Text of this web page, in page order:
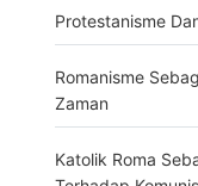
Protestanisme
Romanisme
Zaman
Katolik Roma